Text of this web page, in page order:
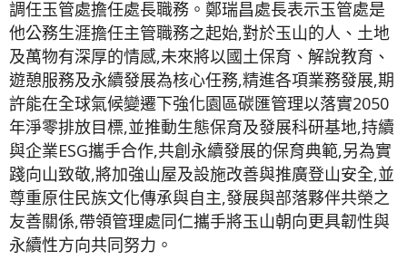
調任玉管處擔任處長職務。鄭瑞昌處長表示玉管處是
他公務生涯擔任主管職務之起始,對於玉山的人、土地
及萬物有深厚的情感,未來將以國土保育、解說教育、
遊憩服務及永續發展為核心任務,精進各項業務發展,期
許能在全球氣候變遷下強化園區碳匯管理以落實2050
年淨零排放目標,並推動生態保育及發展科研基地,持續
與企業ESG攜手合作,共創永續發展的保育典範,另為實
踐向山致敬,將加強山屋及設施改善與推廣登山安全,並
尊重原住民族文化傳承與自主,發展與部落夥伴共榮之
友善關係,帶領管理處同仁攜手將玉山朝向更具韌性與
永續性方向共同努力。